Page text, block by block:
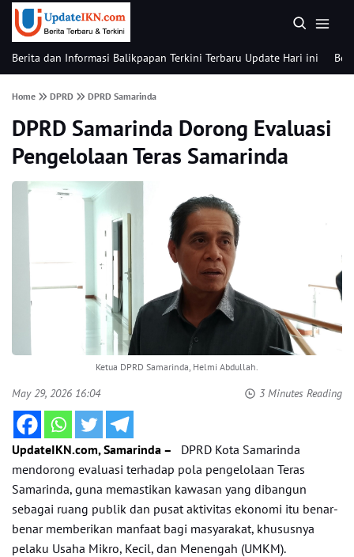
Berita dan Informasi Balikpapan Terkini Terbaru Update Hari ini
Home DPRD DPRD Samarinda
DPRD Samarinda Dorong Evaluasi
Pengelolaan Teras Samarinda
Ketua DPRD Samarinda, Helmi Abdullah.
May 29, 2026 16:04 3 Minutes Reading
UpdateIKN.com, Samarinda –
DPRD Kota Samarinda
mendorong evaluasi terhadap pola pengelolaan Teras
Samarinda, guna memastikan kawasan yang dibangun
sebagai ruang publik dan pusat aktivitas ekonomi itu benar-
benar memberikan manfaat bagi masyarakat, khususnya
pelaku Usaha Mikro, Kecil, dan Menengah (UMKM).